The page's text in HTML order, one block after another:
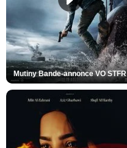
Mutiny Bande-annonce VO STFR